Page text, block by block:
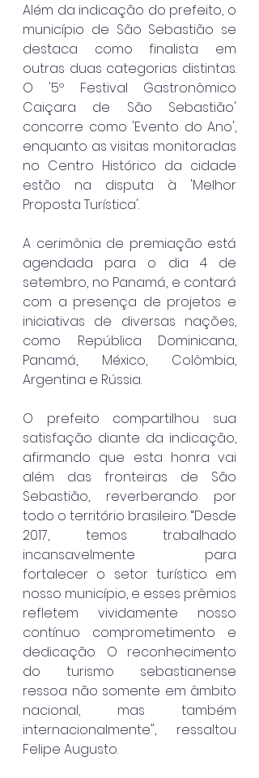
Além da indicação do prefeito, o
município de São Sebastião se
destaca como finalista em
outras duas categorias distintas.
O '5º Festival Gastronômico
Caiçara de São Sebastião'
concorre como 'Evento do Ano',
enquanto as visitas monitoradas
no Centro Histórico da cidade
estão na disputa à 'Melhor
Proposta Turística'.
A cerimônia de premiação está
agendada para o dia 4 de
setembro, no Panamá, e contará
com a presença de projetos e
iniciativas de diversas nações,
como República Dominicana,
Panamá, México, Colômbia,
Argentina e Rússia.
O prefeito compartilhou sua
satisfação diante da indicação,
afirmando que esta honra vai
além das fronteiras de São
Sebastião, reverberando por
todo o território brasileiro. “Desde
2017, temos trabalhado
incansavelmente para
fortalecer o setor turístico em
nosso município, e esses prêmios
refletem vividamente nosso
contínuo comprometimento e
dedicação. O reconhecimento
do turismo sebastianense
ressoa não somente em âmbito
nacional, mas também
internacionalmente", ressaltou
Felipe Augusto.